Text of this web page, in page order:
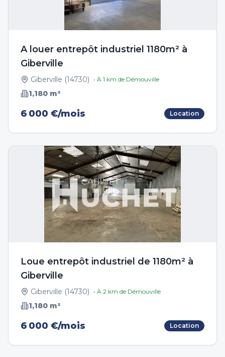
A louer entrepôt industriel 1180m² à
Giberville
Giberville (14730) • À 1 km de Démouville
1,180 m²
6 000 €/mois Location
Loue entrepôt industriel de 1180m² à
Giberville
Giberville (14730) • À 2 km de Démouville
1,180 m²
6 000 €/mois Location